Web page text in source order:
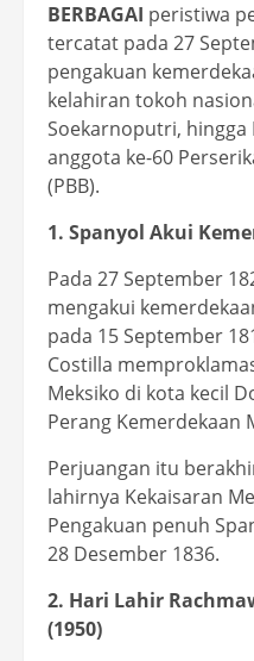
BERBAGAI peristiwa
tercatat pada 27
pengakuan
kelahiran tokoh
Soekarnoputri,
anggota ke-60
(PBB).
1. Spanyol Akui
Pada 27 September
mengakui
pada 15 September
Costilla
Meksiko di kota kecil
Perang Kemerdekaan
Perjuangan itu
lahirnya Kekaisaran
Pengakuan penuh
28 Desember 1836.
2. Hari Lahir
(1950)